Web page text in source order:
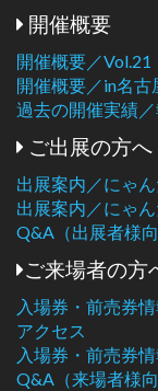
開催概要
開催概要／Vol.21
開催概要／in名古
過去の開催実績
ご出展の方へ
出展案内／にゃ
出展案内／にゃ
Q&A（出展者様向
ご来場者の方
入場券・前売券
アクセス
入場券・前売券
Q&A（来場者様向